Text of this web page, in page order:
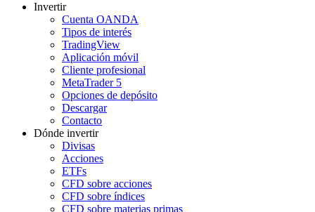
Invertir
Cuenta OANDA
Tipos de interés
TradingView
Aplicación móvil
Cliente profesional
MetaTrader 5
Opciones de depósito
Descargar
Contacto
Dónde invertir
Divisas
Acciones
ETFs
CFD sobre acciones
CFD sobre índices
CFD sobre materias primas